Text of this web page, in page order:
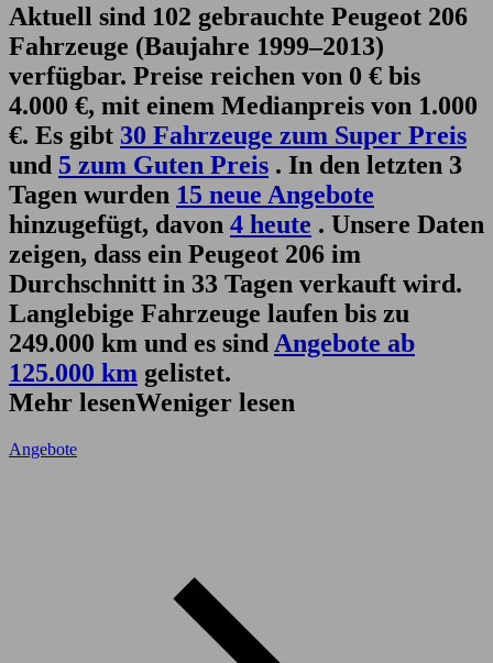
Aktuell sind 102 gebrauchte Peugeot 206
Fahrzeuge (Baujahre 1999–2013)
verfügbar. Preise reichen von 0 € bis
4.000 €, mit einem Medianpreis von 1.000
€. Es gibt 30 Fahrzeuge zum Super Preis
und 5 zum Guten Preis . In den letzten 3
Tagen wurden 15 neue Angebote
hinzugefügt, davon 4 heute . Unsere Daten
zeigen, dass ein Peugeot 206 im
Durchschnitt in 33 Tagen verkauft wird.
Langlebige Fahrzeuge laufen bis zu
249.000 km und es sind Angebote ab
125.000 km gelistet.
Mehr lesenWeniger lesen
Angebote